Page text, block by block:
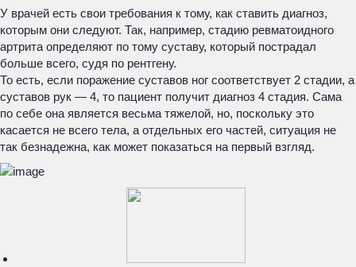
У врачей есть свои требования к тому, как ставить диагноз,
которым они следуют. Так, например, стадию ревматоидного
артрита определяют по тому суставу, который пострадал
больше всего, судя по рентгену.
То есть, если поражение суставов ног соответствует 2 стадии, а
суставов рук — 4, то пациент получит диагноз 4 стадия. Сама
по себе она является весьма тяжелой, но, поскольку это
касается не всего тела, а отдельных его частей, ситуация не
так безнадежна, как может показаться на первый взгляд.